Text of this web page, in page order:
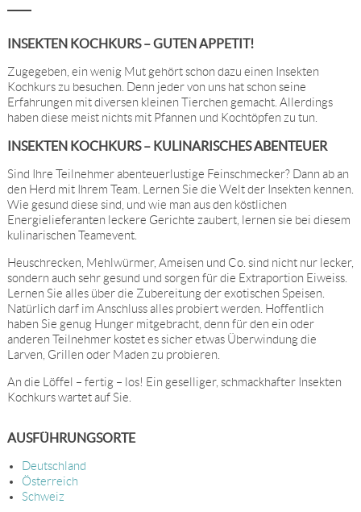
INSEKTEN KOCHKURS – GUTEN APPETIT!
Zugegeben, ein wenig Mut gehört schon dazu einen Insekten
Kochkurs zu besuchen. Denn jeder von uns hat schon seine
Erfahrungen mit diversen kleinen Tierchen gemacht. Allerdings
haben diese meist nichts mit Pfannen und Kochtöpfen zu tun.
INSEKTEN KOCHKURS – KULINARISCHES ABENTEUER
Sind Ihre Teilnehmer abenteuerlustige Feinschmecker? Dann ab an
den Herd mit Ihrem Team. Lernen Sie die Welt der Insekten kennen.
Wie gesund diese sind, und wie man aus den köstlichen
Energielieferanten leckere Gerichte zaubert, lernen sie bei diesem
kulinarischen Teamevent.
Heuschrecken, Mehlwürmer, Ameisen und Co. sind nicht nur lecker,
sondern auch sehr gesund und sorgen für die Extraportion Eiweiss.
Lernen Sie alles über die Zubereitung der exotischen Speisen.
Natürlich darf im Anschluss alles probiert werden. Hoffentlich
haben Sie genug Hunger mitgebracht, denn für den ein oder
anderen Teilnehmer kostet es sicher etwas Überwindung die
Larven, Grillen oder Maden zu probieren.
An die Löffel – fertig – los! Ein geselliger, schmackhafter Insekten
Kochkurs wartet auf Sie.
AUSFÜHRUNGSORTE
Deutschland
Österreich
Schweiz